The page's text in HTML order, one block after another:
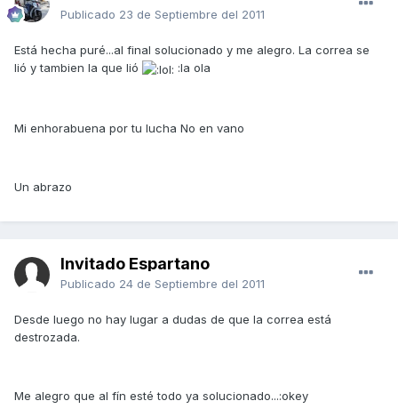
Publicado 23 de Septiembre del 2011
Está hecha puré...al final solucionado y me alegro. La correa se
lió y tambien la que lió
:la ola
Mi enhorabuena por tu lucha No en vano
Un abrazo
Invitado Espartano
Publicado 24 de Septiembre del 2011
Desde luego no hay lugar a dudas de que la correa está
destrozada.
Me alegro que al fín esté todo ya solucionado...:okey